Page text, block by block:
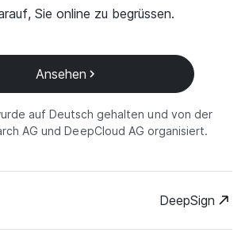
Sie online zu begrüssen.
Ansehen
auf Deutsch gehalten und von der
AG und DeepCloud AG organisiert.
DeepSign